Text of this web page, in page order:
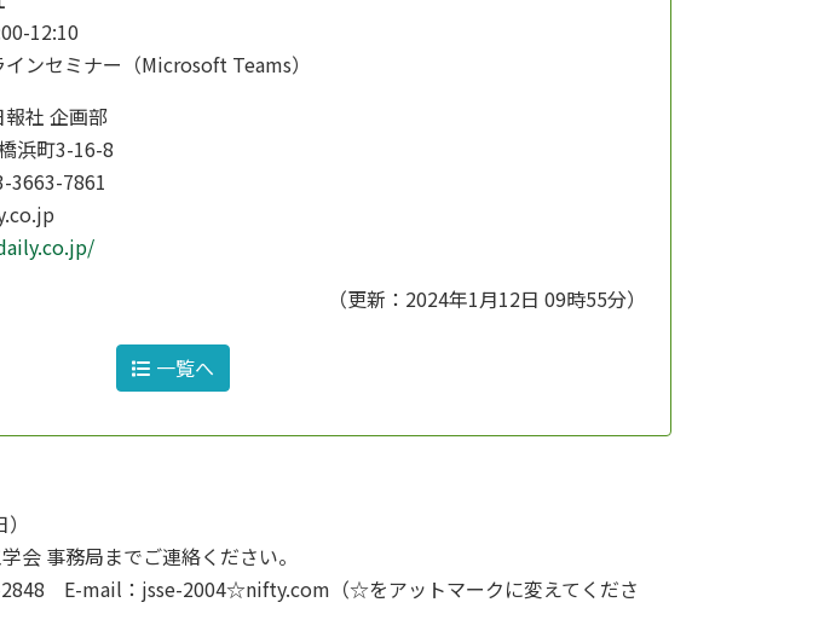
12:10
ンセミナー（Microsoft Teams）
社 企画部
浜町3-16-8
3663-7861
（更新：2024年1月12日 09時55分）
一覧へ
会 事務局までご連絡ください。
E-mail：jsse-2004☆nifty.com（☆をアットマークに変えてくださ